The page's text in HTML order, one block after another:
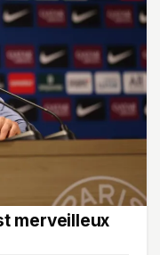
merveilleux